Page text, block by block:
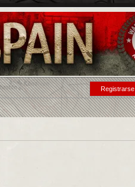
Registrarse